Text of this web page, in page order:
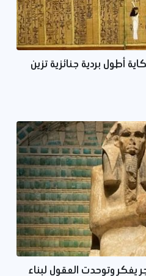
أطول بردية جنائزية تزين
يفكر وتوحدت العقول لبناء